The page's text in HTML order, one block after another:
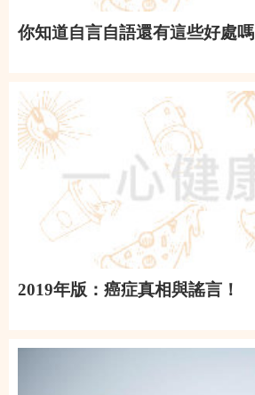
你知道自言自語還有這些好處嗎
2019年版：癌症真相與謠言！